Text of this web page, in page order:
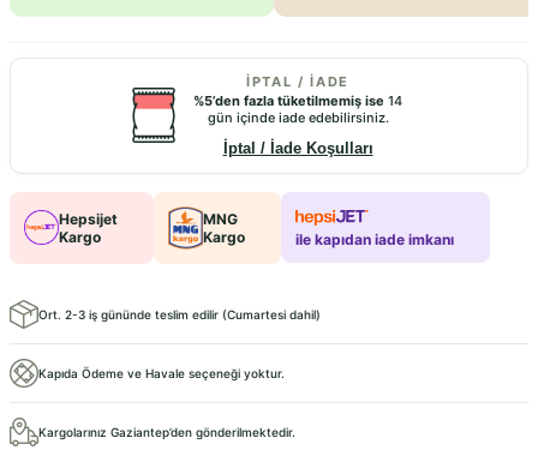
İPTAL / İADE
%5’den fazla tüketilmemiş ise 14
gün içinde iade edebilirsiniz.
İptal / İade Koşulları
Hepsijet
Kargo
MNG
Kargo
ile kapıdan iade imkanı
Ort. 2-3 iş gününde teslim edilir (Cumartesi dahil)
Kapıda Ödeme ve Havale seçeneği yoktur.
Kargolarınız Gaziantep’den gönderilmektedir.